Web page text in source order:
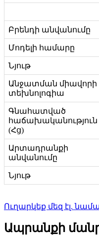
Բրենդի անվանումը
Մոդելի համարը
Նյութ
Անջատման միավորի
տեխնոլոգիա
Գնահատված
հաճախականություն
(Հց)
Արտադրանքի
անվանումը
Նյութ
Ուղարկեք մեզ էլ.
Ապրանքի